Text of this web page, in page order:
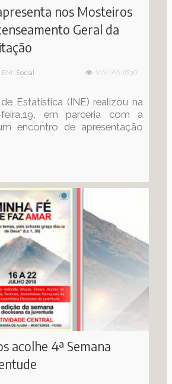
nos Mosteiros
Geral da
EM: Social VISITAS 1830
Estatística (INE) realizou na
em parceria com a
encontro de apresentação
acolhe 4ª Semana